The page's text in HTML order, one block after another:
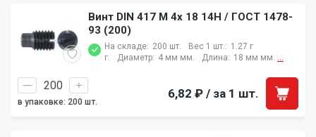
Винт DIN 417 M 4x 18 14H / ГОСТ 1478-
93 (200)
На складе: 200 шт. Вес 1 шт.: 1.27 г
г.
Диаметр: 4 мм мм. Длина: 18 мм мм. ...
в упаковке: 200 шт.
6,82 ₽ / за 1 шт.